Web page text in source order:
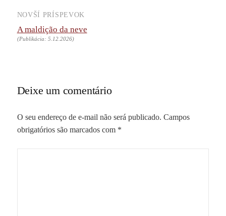
NOVŠÍ PRÍSPEVOK
A maldição da neve
(Publikácia: 5.12.2026)
Deixe um comentário
O seu endereço de e-mail não será publicado. Campos
obrigatórios são marcados com *